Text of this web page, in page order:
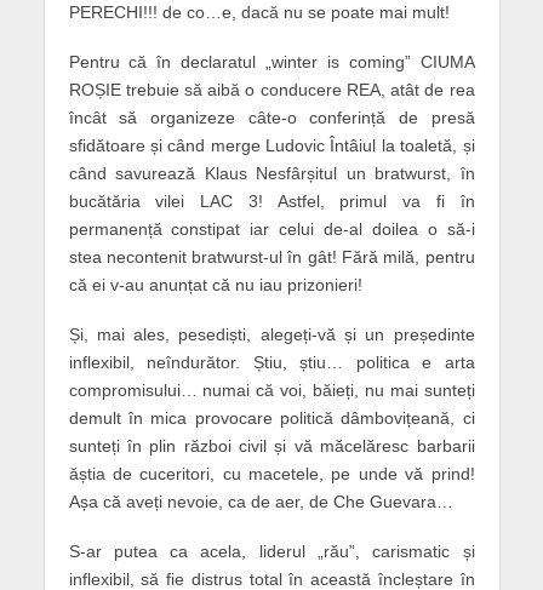
PERECHI!!! de co…e, dacă nu se poate mai mult!
Pentru că în declaratul „winter is coming” CIUMA
ROȘIE trebuie să aibă o conducere REA, atât de rea
încât să organizeze câte-o conferință de presă
sfidătoare și când merge Ludovic Întâiul la toaletă, și
când savurează Klaus Nesfârșitul un bratwurst, în
bucătăria vilei LAC 3! Astfel, primul va fi în
permanență constipat iar celui de-al doilea o să-i
stea necontenit bratwurst-ul în gât! Fără milă, pentru
că ei v-au anunțat că nu iau prizonieri!
Și, mai ales, pesediști, alegeți-vă și un președinte
inflexibil, neîndurător. Știu, știu… politica e arta
compromisului… numai că voi, băieți, nu mai sunteți
demult în mica provocare politică dâmbovițeană, ci
sunteți în plin război civil și vă măcelăresc barbarii
ăștia de cuceritori, cu macetele, pe unde vă prind!
Așa că aveți nevoie, ca de aer, de Che Guevara…
S-ar putea ca acela, liderul „rău”, carismatic și
inflexibil, să fie distrus total în această încleștare în